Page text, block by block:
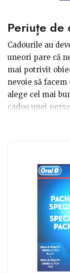
Periuțe de
Cadourile au
uneori pare că
mai potrivit
nevoie să
alege cel mai
cadou unei
folosi, și anume
fie și sănătoși
sănătate